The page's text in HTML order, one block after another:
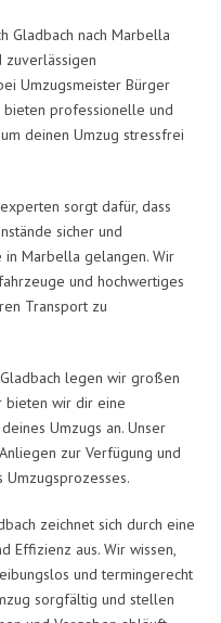
Gladbach nach Marbella
zuverlässigen
Umzugsmeister Bürger
bieten professionelle und
deinen Umzug stressfrei
sorgt dafür, dass
sicher und
in Marbella gelangen. Wir
und hochwertiges
Transport zu
legen wir großen
bieten wir dir eine
Umzugs an. Unser
zur Verfügung und
zeichnet sich durch eine
Effizienz aus. Wir wissen,
und termingerecht
sorgfältig und stellen